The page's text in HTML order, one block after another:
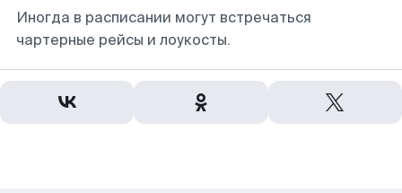
Иногда в расписании могут встречаться
чартерные рейсы и лоукосты.